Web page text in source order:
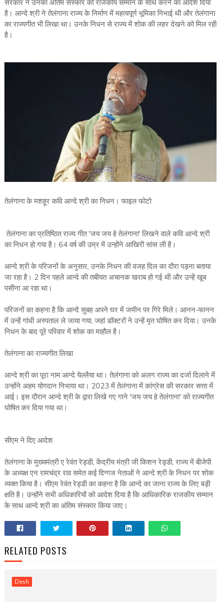
सरकार ने उनका अंतिम संस्कार को राजकीय सम्मान के साथ करने का आदेश दिया
है। आन्दे श्री ने तेलंगाना राज्य के निर्माण में महत्वपूर्ण भूमिका निभाई थी और तेलंगाना
का राज्यगीत भी लिखा था। उनके निधन से राज्य में शोक की लहर देखने को मिल रही
है।
तेलंगाना के मशहूर कवि आन्दे श्री का निधन। फाइल फोटो
तेलंगाना का प्रतिष्ठित राज्य गीत 'जय जय हे तेलंगाना' लिखने वाले कवि आन्दे श्री
का निधन हो गया है। 64 वर्ष की उम्र में उन्होंने आखिरी सांस ली है।
आन्दे श्री के परिजनों के अनुसार, उनके निधन की वजह दिल का दौरा पड़ना बताया
जा रहा है। 2 दिन पहले आन्दे की तबीयत अचानक खराब हो गई थी और उन्हें खूब
पसीना आ रहा था।
परिजनों का कहना है कि आन्दे सुबह अपने घर में जमीन पर गिरे मिले। आनन-फानन
में उन्हें गांधी अस्पताल ले जाया गया, जहां डॉक्टरों ने उन्हें मृत घोषित कर दिया। उनके
निधन के बाद पूरे परिवार में शोक का माहौल है।
तेलंगाना का राज्यगीत लिखा
आन्दे श्री का पूरा नाम आन्दे येल्लैया था। तेलंगाना को अलग राज्य का दर्जा दिलाने में
उन्होंने अहम योगदान निभाया था। 2023 में तेलंगाना में कांग्रेस की सरकार सत्ता में
आई। इस दौरान आन्दे श्री के द्वारा लिखे गए गाने 'जय जय हे तेलंगाना' को राज्यगीत
घोषित कर दिया गया था।
सीएम ने दिए आदेश
तेलंगाना के मुख्यमंत्री ए रेवंत रेड्डी, केंद्रीय मंत्री जी किशन रेड्डी, राज्य में बीजेपी
के अध्यक्ष एन रामचंद्र राव समेत कई दिग्गज नेताओं ने आन्दे श्री के निधन पर शोक
व्यक्त किया है। सीएम रेवंत रेड्डी का कहना है कि आन्दे का जाना राज्य के लिए बड़ी
क्षति है। उन्होंने सभी अधिकारियों को आदेश दिया है कि आधिकारिक राजकीय सम्मान
के साथ आन्दे श्री का अंतिम संस्कार किया जाए।
RELATED POSTS
Desh